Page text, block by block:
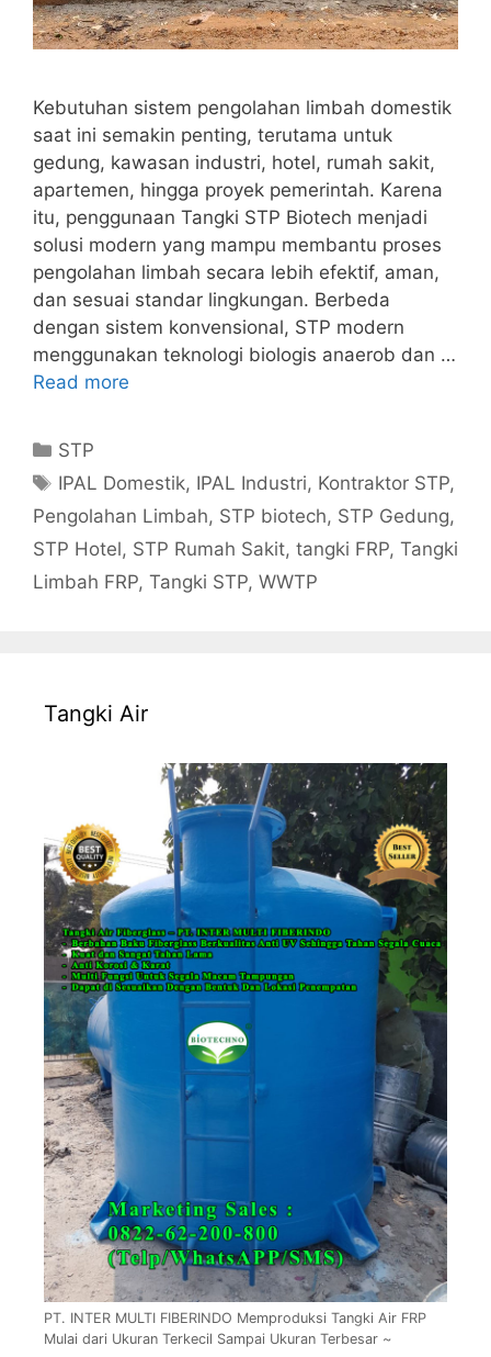
Kebutuhan sistem pengolahan limbah domestik
saat ini semakin penting, terutama untuk
gedung, kawasan industri, hotel, rumah sakit,
apartemen, hingga proyek pemerintah. Karena
itu, penggunaan Tangki STP Biotech menjadi
solusi modern yang mampu membantu proses
pengolahan limbah secara lebih efektif, aman,
dan sesuai standar lingkungan. Berbeda
dengan sistem konvensional, STP modern
menggunakan teknologi biologis anaerob dan …
Read more
Categories
STP
Tags
IPAL Domestik, IPAL Industri, Kontraktor STP,
Pengolahan Limbah, STP biotech, STP Gedung,
STP Hotel, STP Rumah Sakit, tangki FRP, Tangki
Limbah FRP, Tangki STP, WWTP
Tangki Air
PT. INTER MULTI FIBERINDO Memproduksi Tangki Air FRP
Mulai dari Ukuran Terkecil Sampai Ukuran Terbesar ~